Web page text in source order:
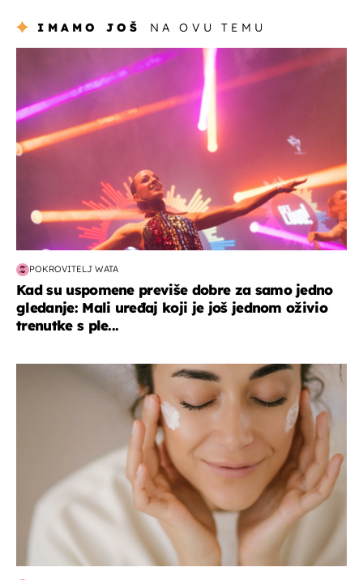
IMAMO JOŠ NA OVU TEMU
POKROVITELJ WATA
Kad su uspomene previše dobre za samo jedno
gledanje: Mali uređaj koji je još jednom oživio
trenutke s ple...
moda & ljepota